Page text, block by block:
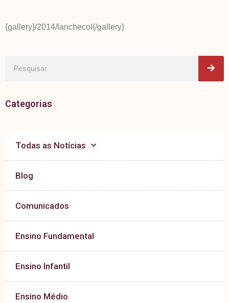
{gallery}/2014/lanchecol{/gallery}
Categorias
Todas as Notícias
Blog
Comunicados
Ensino Fundamental
Ensino Infantil
Ensino Médio